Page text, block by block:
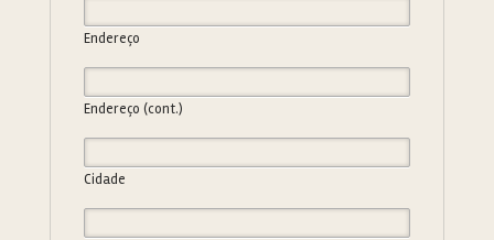
Endereço
Endereço (cont.)
Cidade